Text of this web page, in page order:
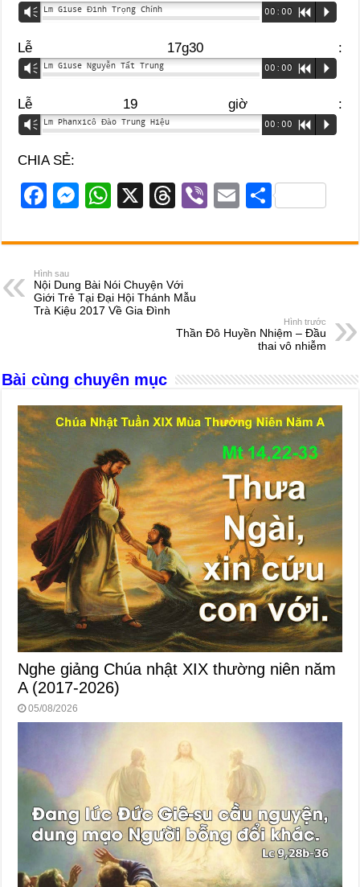
Vm Lm Giuse Đinh Trọng Chính 00:00 R P
Lễ 17g30 :
Vm Lm Giuse Nguyễn Tất Trung 00:00 R P
Lễ 19 giờ :
Vm Lm Phanxicô Đào Trung Hiệu 00:00 R P
CHIA SẺ:
F
c
e
b
o
k
M
ss
n
g
W
at
A
p
X
T
e
d
s
Vi
er
E
ail
S
ar
Hình sau
Nội Dung Bài Nói Chuyện Với
Giới Trẻ Tại Đại Hội Thánh Mẫu
Trà Kiệu 2017 Về Gia Đình
Hình trước
Thần Đô Huyền Nhiệm – Đầu
thai vô nhiễm
Bài cùng chuyên mục
Nghe giảng Chúa nhật XIX thường niên năm
A (2017-2026)
05/08/2026